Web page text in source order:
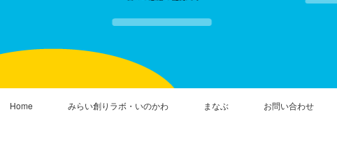
Home みらい創りラボ・いのかわ まなぶ お問い合わせ